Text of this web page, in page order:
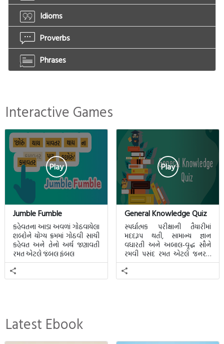
Idioms
Proverbs
Phrases
Interactive Games
Play
Jumble Fumble
કહેવતના આડા અવળાં ગોઠવાયેલા
શબ્દોને યોગ્ય ક્રમમાં ગોઠવી સાચી
કહેવત અને તેનો અર્થ જણાવતી
રમત એટલે જંબલ ફંબલ
Play
General Knowledge Quiz
સ્પર્ધાત્મક પરીક્ષાની તૈયારીમાં
મદદરૂપ થતી, સામાન્ય જ્ઞાન
વધારતી અને અબાલ-વૃદ્ધ સૌને
રમવી પસંદ રમત એટલે જનરલ
નોલેજ ક્વિઝ.
Latest Ebook